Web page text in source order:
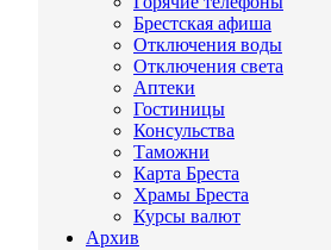
Брестская афиша
Отключения воды
Отключения света
Аптеки
Гостиницы
Консульства
Таможни
Карта Бреста
Храмы Бреста
Курсы валют
Архив